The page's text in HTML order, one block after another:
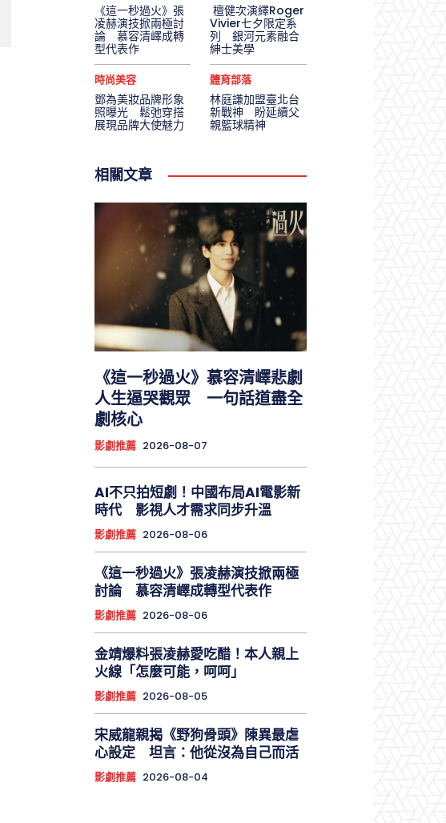
《這一秒過火》張
凌赫演技掀兩極討
論 慕容清嶧成轉
型代表作
檀健次演繹Roger
Vivier七夕限定系
列 銀河元素融合
紳士美學
時尚美容
鄧為美妝品牌形象
照曝光 鬆弛穿搭
展現品牌大使魅力
體育部落
林庭謙加盟臺北台
新戰神 盼延續父
親籃球精神
相關文章
《這一秒過火》慕容清嶧悲劇
人生逼哭觀眾 一句話道盡全
劇核心
影劇推薦 2026-08-07
AI不只拍短劇！中國布局AI電影新
時代 影視人才需求同步升溫
影劇推薦 2026-08-06
《這一秒過火》張凌赫演技掀兩極
討論 慕容清嶧成轉型代表作
影劇推薦 2026-08-06
金靖爆料張凌赫愛吃醋！本人親上
火線「怎麼可能，呵呵」
影劇推薦 2026-08-05
宋威龍親揭《野狗骨頭》陳異最虐
心設定 坦言：他從沒為自己而活
影劇推薦 2026-08-04